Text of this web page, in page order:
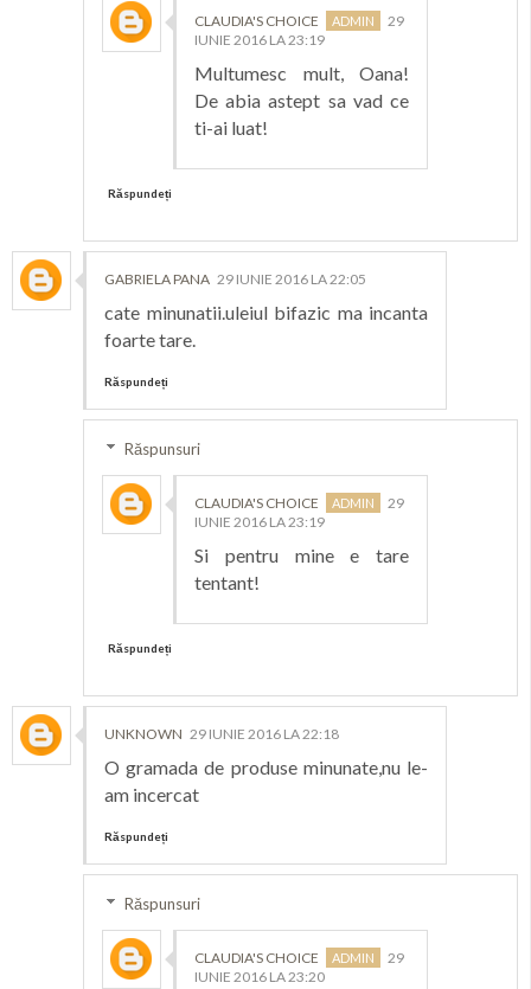
CLAUDIA'S CHOICE
29
IUNIE 2016 LA 23:19
Multumesc mult, Oana!
De abia astept sa vad ce
ti-ai luat!
Răspundeți
GABRIELA PANA 29 IUNIE 2016 LA 22:05
cate minunatii.uleiul bifazic ma incanta
foarte tare.
Răspundeți
Răspunsuri
CLAUDIA'S CHOICE
29
IUNIE 2016 LA 23:19
Si pentru mine e tare
tentant!
Răspundeți
UNKNOWN 29 IUNIE 2016 LA 22:18
O gramada de produse minunate,nu le-
am incercat
Răspundeți
Răspunsuri
CLAUDIA'S CHOICE
29
IUNIE 2016 LA 23:20